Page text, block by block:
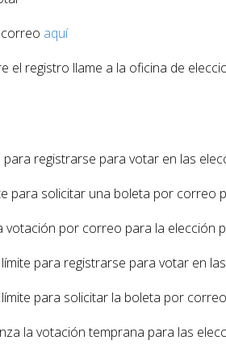
aquí
el registro llame a la oficina de
para registrarse para votar en las
para solicitar una boleta por correo
votación por correo para la elección
para registrarse para votar en
para solicitar la boleta por
la votación temprana para las